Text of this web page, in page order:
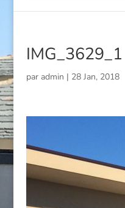
IMG_3629_1
par admin | 28 Jan, 2018